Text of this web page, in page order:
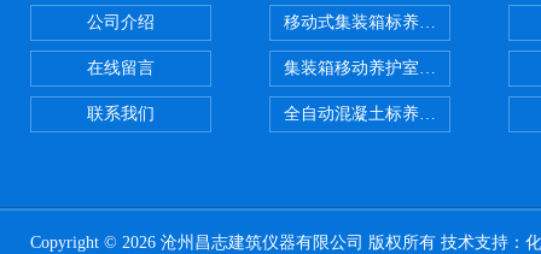
公司介绍
在线留言
联系我们
移动式集装箱标养室 养护室设备
集装箱移动养护室 标养室
全自动混凝土标养室恒温恒湿设备
Copyright © 2026 沧州昌志建筑仪器有限公司 版权所有 技术支持：